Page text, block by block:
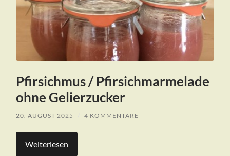
Pfirsichmus / Pfirsichmarmelade
ohne Gelierzucker
20. AUGUST 2025 4 KOMMENTARE
Weiterlesen